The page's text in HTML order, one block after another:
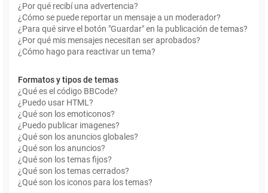
¿Por qué recibí una advertencia?
¿Cómo se puede reportar un mensaje a un moderador?
¿Para qué sirve el botón "Guardar" en la publicación de temas?
¿Por qué mis mensajes necesitan ser aprobados?
¿Cómo hago para reactivar un tema?
Formatos y tipos de temas
¿Qué es el código BBCode?
¿Puedo usar HTML?
¿Qué son los emoticonos?
¿Puedo publicar imagenes?
¿Qué son los anuncios globales?
¿Qué son los anuncios?
¿Qué son los temas fijos?
¿Qué son los temas cerrados?
¿Qué son los iconos para los temas?